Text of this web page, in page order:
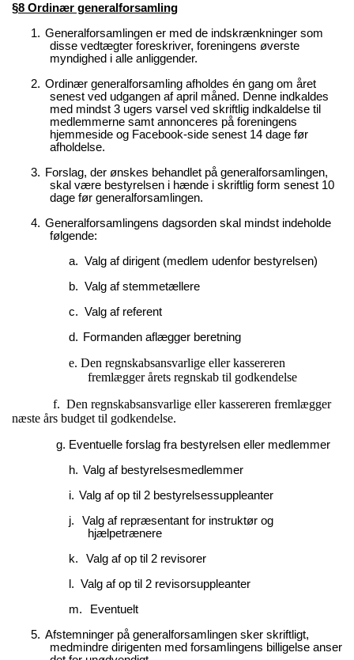
§8 Ordinær generalforsamling
1. Generalforsamlingen er med de indskrænkninger som
disse vedtægter foreskriver, foreningens øverste
myndighed i alle anliggender.
2. Ordinær generalforsamling afholdes én gang om året
senest ved udgangen af april måned. Denne indkaldes
med mindst 3 ugers varsel ved skriftlig indkaldelse til
medlemmerne samt annonceres på foreningens
hjemmeside og Facebook-side senest 14 dage før
afholdelse.
3. Forslag, der ønskes behandlet på generalforsamlingen,
skal være bestyrelsen i hænde i skriftlig form senest 10
dage før generalforsamlingen.
4. Generalforsamlingens dagsorden skal mindst indeholde
følgende:
a. Valg af dirigent (medlem udenfor bestyrelsen)
b. Valg af stemmetællere
c. Valg af referent
d. Formanden aflægger beretning
e. Den regnskabsansvarlige eller kassereren
fremlægger årets regnskab til godkendelse
f. Den regnskabsansvarlige eller kassereren fremlægger
næste års budget til godkendelse.
g. Eventuelle forslag fra bestyrelsen eller medlemmer
h. Valg af bestyrelsesmedlemmer
i. Valg af op til 2 bestyrelsessuppleanter
j.
Valg af repræsentant for instruktør og
hjælpetrænere
k.
Valg af op til 2 revisorer
l. Valg af op til 2 revisorsuppleanter
m.
Eventuelt
5. Afstemninger på generalforsamlingen sker skriftligt,
medmindre dirigenten med forsamlingens billigelse anser